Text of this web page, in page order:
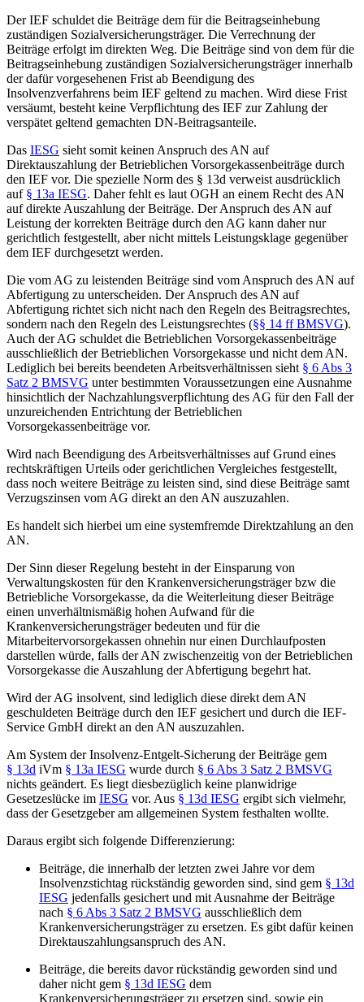
Der IEF schuldet die Beiträge dem für die Beitragseinhebung
zuständigen Sozialversicherungsträger. Die Verrechnung der
Beiträge erfolgt im direkten Weg. Die Beiträge sind von dem für die
Beitragseinhebung zuständigen Sozialversicherungsträger innerhalb
der dafür vorgesehenen Frist ab Beendigung des
Insolvenzverfahrens beim IEF geltend zu machen. Wird diese Frist
versäumt, besteht keine Verpflichtung des IEF zur Zahlung der
verspätet geltend gemachten DN-Beitragsanteile.
Das IESG sieht somit keinen Anspruch des AN auf
Direktauszahlung der Betrieblichen Vorsorgekassenbeiträge durch
den IEF vor. Die spezielle Norm des § 13d verweist ausdrücklich
auf § 13a IESG. Daher fehlt es laut OGH an einem Recht des AN
auf direkte Auszahlung der Beiträge. Der Anspruch des AN auf
Leistung der korrekten Beiträge durch den AG kann daher nur
gerichtlich festgestellt, aber nicht mittels Leistungsklage gegenüber
dem IEF durchgesetzt werden.
Die vom AG zu leistenden Beiträge sind vom Anspruch des AN auf
Abfertigung zu unterscheiden. Der Anspruch des AN auf
Abfertigung richtet sich nicht nach den Regeln des Beitragsrechtes,
sondern nach den Regeln des Leistungsrechtes (§§ 14 ff BMSVG).
Auch der AG schuldet die Betrieblichen Vorsorgekassenbeiträge
ausschließlich der Betrieblichen Vorsorgekasse und nicht dem AN.
Lediglich bei bereits beendeten Arbeitsverhältnissen sieht § 6 Abs 3
Satz 2 BMSVG unter bestimmten Voraussetzungen eine Ausnahme
hinsichtlich der Nachzahlungsverpflichtung des AG für den Fall der
unzureichenden Entrichtung der Betrieblichen
Vorsorgekassenbeiträge vor.
Wird nach Beendigung des Arbeitsverhältnisses auf Grund eines
rechtskräftigen Urteils oder gerichtlichen Vergleiches festgestellt,
dass noch weitere Beiträge zu leisten sind, sind diese Beiträge samt
Verzugszinsen vom AG direkt an den AN auszuzahlen.
Es handelt sich hierbei um eine systemfremde Direktzahlung an den
AN.
Der Sinn dieser Regelung besteht in der Einsparung von
Verwaltungskosten für den Krankenversicherungsträger bzw die
Betriebliche Vorsorgekasse, da die Weiterleitung dieser Beiträge
einen unverhältnismäßig hohen Aufwand für die
Krankenversicherungsträger bedeuten und für die
Mitarbeitervorsorgekassen ohnehin nur einen Durchlaufposten
darstellen würde, falls der AN zwischenzeitig von der Betrieblichen
Vorsorgekasse die Auszahlung der Abfertigung begehrt hat.
Wird der AG insolvent, sind lediglich diese direkt dem AN
geschuldeten Beiträge durch den IEF gesichert und durch die IEF-
Service GmbH direkt an den AN auszuzahlen.
Am System der Insolvenz-Entgelt-Sicherung der Beiträge gem
§ 13d iVm § 13a IESG wurde durch § 6 Abs 3 Satz 2 BMSVG
nichts geändert. Es liegt diesbezüglich keine planwidrige
Gesetzeslücke im IESG vor. Aus § 13d IESG ergibt sich vielmehr,
dass der Gesetzgeber am allgemeinen System festhalten wollte.
Daraus ergibt sich folgende Differenzierung:
Beiträge, die innerhalb der letzten zwei Jahre vor dem
Insolvenzstichtag rückständig geworden sind, sind gem § 13d
IESG jedenfalls gesichert und mit Ausnahme der Beiträge
nach § 6 Abs 3 Satz 2 BMSVG ausschließlich dem
Krankenversicherungsträger zu ersetzen. Es gibt dafür keinen
Direktauszahlungsanspruch des AN.
Beiträge, die bereits davor rückständig geworden sind und
daher nicht gem § 13d IESG dem
Krankenversicherungsträger zu ersetzen sind, sowie ein